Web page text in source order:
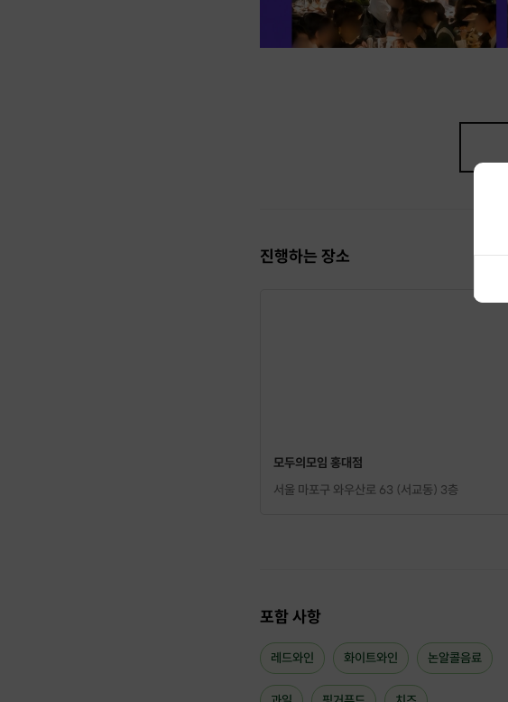
진행하는 장소
모두의모임 홍대점
서울 마포구 와우산로 63 (서교동) 3층
포함 사항
레드와인 화이트와인 논알콜음료